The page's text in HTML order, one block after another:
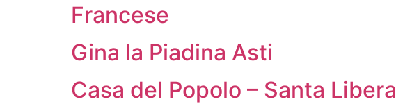
Francese
Gina la Piadina Asti
Casa del Popolo – Santa Libera